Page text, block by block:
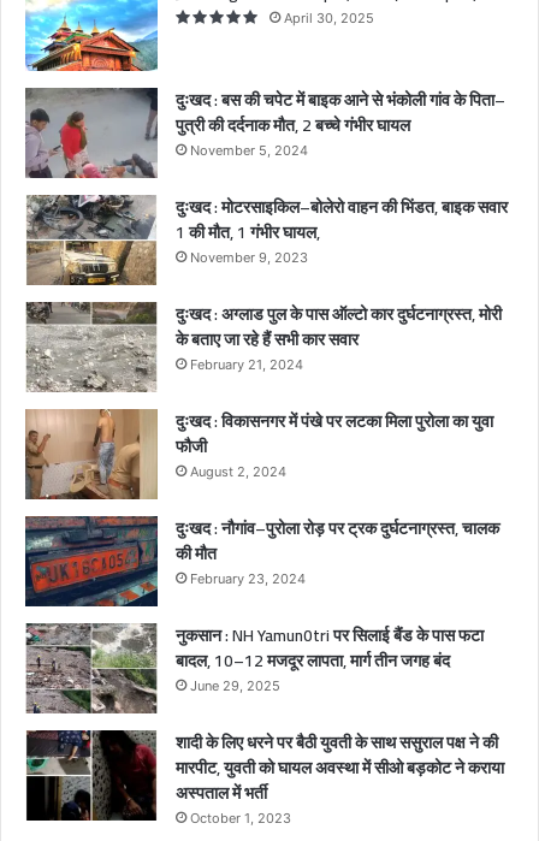
त
इ
क
र
त
,
र
,
April 30, 2025
दुःखद : बस की चपेट में बाइक आने से भंकोली गांव के पिता–
पुत्री की दर्दनाक मौत, 2 बच्चे गंभीर घायल
November 5, 2024
दुःखद : मोटरसाइकिल–बोलेरो वाहन की भिंडत, बाइक सवार
1 की मौत, 1 गंभीर घायल,
November 9, 2023
दुःखद : अग्लाड पुल के पास ऑल्टो कार दुर्घटनाग्रस्त, मोरी
के बताए जा रहे हैं सभी कार सवार
February 21, 2024
दुःखद : विकासनगर में पंखे पर लटका मिला पुरोला का युवा
फौजी
August 2, 2024
दुःखद : नौगांव–पुरोला रोड़ पर ट्रक दुर्घटनाग्रस्त, चालक
की मौत
February 23, 2024
नुकसान : NH Yamun0tri पर सिलाई बैंड के पास फटा
बादल, 10–12 मजदूर लापता, मार्ग तीन जगह बंद
June 29, 2025
शादी के लिए धरने पर बैठी युवती के साथ ससुराल पक्ष ने की
मारपीट, युवती को घायल अवस्था में सीओ बड़कोट ने कराया
अस्पताल में भर्ती
October 1, 2023